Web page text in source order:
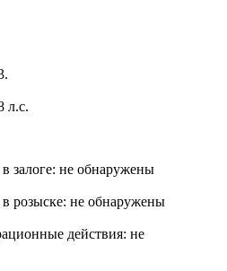
л.с.
залоге: не обнаружены
розыске: не обнаружены
действия: не